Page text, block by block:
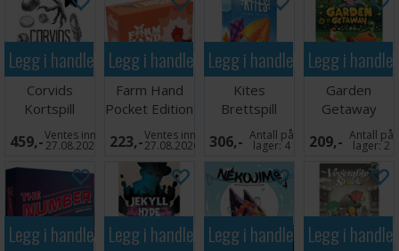
Legg i handlekurven
Corvids
Kortspill
459,-Ventes inn
27.08.2026
Legg i handlekurven
Farm Hand
Pocket Edition
Brettspill
223,-Ventes inn
27.08.2026
Legg i handlekurven
Kites
Brettspill
306,- Antall på
lager:4
Legg i
Garden
Getaway
Brettspill
209,- Antall på
lager:2
Legg i handlekurvenLegg i handlekurvenLegg i handlekurven
Legg i